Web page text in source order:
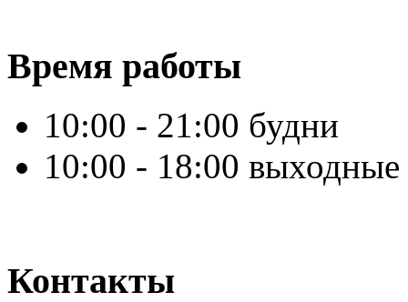
Время работы
10:00 - 21:00 будни
10:00 - 18:00 выходные
Контакты